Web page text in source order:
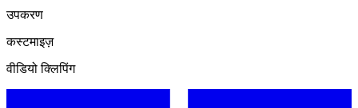
उपकरण
कस्टमाइज़
वीडियो क्लिपिंग